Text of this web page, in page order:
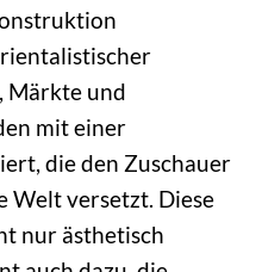
Märkte und
mit einer
die den Zuschauer
Welt versetzt. Diese
nur ästhetisch